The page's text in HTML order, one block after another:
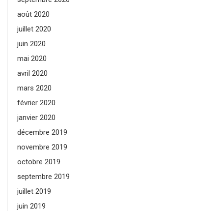
août 2020
juillet 2020
juin 2020
mai 2020
avril 2020
mars 2020
février 2020
janvier 2020
décembre 2019
novembre 2019
octobre 2019
septembre 2019
juillet 2019
juin 2019